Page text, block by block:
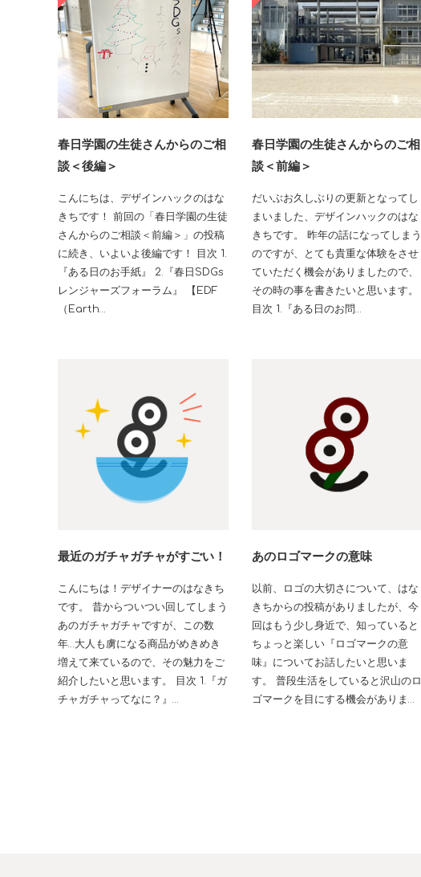
春日学園の生徒さんからのご相
談＜後編＞
こんにちは、デザインハックのはな
きちです！ 前回の「春日学園の生徒
さんからのご相談＜前編＞」の投稿
に続き、いよいよ後編です！ 目次 1.
『ある日のお手紙』 2.『春日SDGs
レンジャーズフォーラム』 【EDF
（Earth…
春日学園の生徒さんからのご相
談＜前編＞
だいぶお久しぶりの更新となってし
まいました、デザインハックのはな
きちです。 昨年の話になってしまう
のですが、とても貴重な体験をさせ
ていただく機会がありましたので、
その時の事を書きたいと思います。
目次 1.『ある日のお問…
最近のガチャガチャがすごい！
こんにちは！デザイナーのはなきち
です。 昔からついつい回してしまう
あのガチャガチャですが、この数
年…大人も虜になる商品がめきめき
増えて来ているので、その魅力をご
紹介したいと思います。 目次 1.『ガ
チャガチャってなに？』…
あのロゴマークの意味
以前、ロゴの大切さについて、はな
きちからの投稿がありましたが、今
回はもう少し身近で、知っていると
ちょっと楽しい『ロゴマークの意
味』についてお話したいと思いま
す。 普段生活をしていると沢山のロ
ゴマークを目にする機会がありま…